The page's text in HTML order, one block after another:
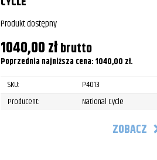
Produkt dostępny
1040,00złbrutto
Poprzednia najniższa cena:1040,00 zł.
SKU:
P4013
Producent:
National Cycle
ZOBACZ